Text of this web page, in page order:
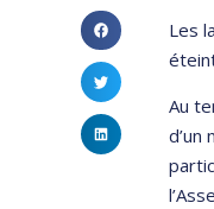
Les
Au